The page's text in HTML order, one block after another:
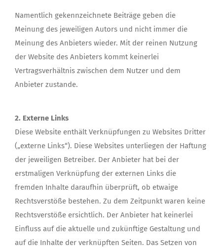
Namentlich gekennzeichnete Beiträge geben die
Meinung des jeweiligen Autors und nicht immer die
Meinung des Anbieters wieder. Mit der reinen Nutzung
der Website des Anbieters kommt keinerlei
Vertragsverhältnis zwischen dem Nutzer und dem
Anbieter zustande.
2. Externe Links
Diese Website enthält Verknüpfungen zu Websites Dritter
(„externe Links“). Diese Websites unterliegen der Haftung
der jeweiligen Betreiber. Der Anbieter hat bei der
erstmaligen Verknüpfung der externen Links die
fremden Inhalte daraufhin überprüft, ob etwaige
Rechtsverstöße bestehen. Zu dem Zeitpunkt waren keine
Rechtsverstöße ersichtlich. Der Anbieter hat keinerlei
Einfluss auf die aktuelle und zukünftige Gestaltung und
auf die Inhalte der verknüpften Seiten. Das Setzen von